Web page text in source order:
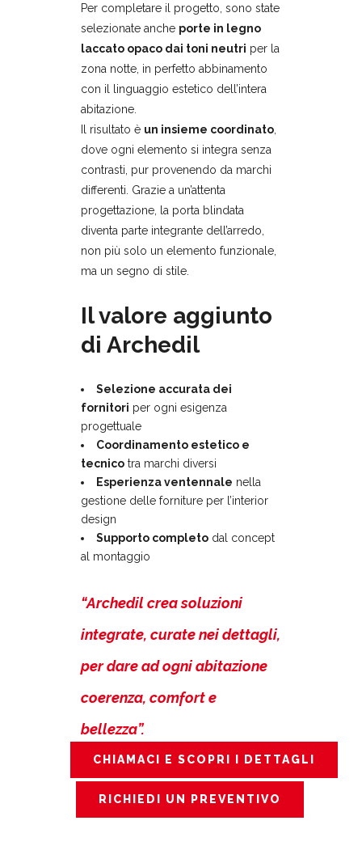
Per completare il progetto, sono state
selezionate anche porte in legno
laccato opaco dai toni neutri per la
zona notte, in perfetto abbinamento
con il linguaggio estetico dell’intera
abitazione.
Il risultato è un insieme coordinato
dove ogni elemento si integra senza
contrasti, pur provenendo da marchi
differenti. Grazie a un’attenta
progettazione, la porta blindata
diventa parte integrante dell’arredo,
non più solo un elemento funzionale,
ma un segno di stile.
Il valore aggiunto
di Archedil
Selezione accurata dei
fornitori per ogni esigenza
progettuale
Coordinamento estetico e
tecnico tra marchi diversi
Esperienza ventennale nella
gestione delle forniture per l’interior
design
Supporto completo dal concept
al montaggio
“Archedil crea soluzioni
integrate, curate nei dettagli,
per dare ad ogni abitazione
coerenza, comfort e
bellezza”.
CHIAMACI E SCOPRI I DETTAGLI
RICHIEDI UN PREVENTIVO